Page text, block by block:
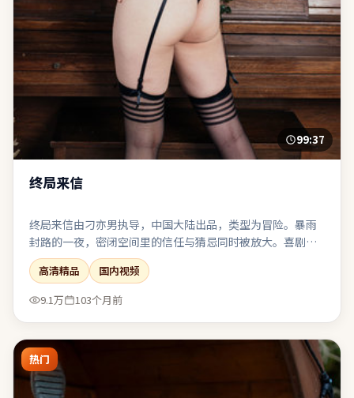
99:37
终局来信
终局来信由刁亦男执导，中国大陆出品，类型为冒险。暴雨
封路的一夜，密闭空间里的信任与猜忌同时被放大。喜剧桥
段嵌入悲剧底色，笑过之后仍有回甘与唏嘘。值得在大银幕
或高质量终端上观看，声画细节信息丰富。
高清精品
国内视频
9.1万
103个月前
热门